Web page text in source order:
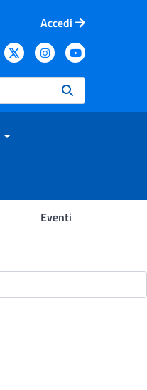
Accedi
Eventi